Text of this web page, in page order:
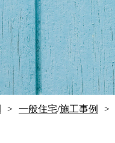
一般住宅/施工事例